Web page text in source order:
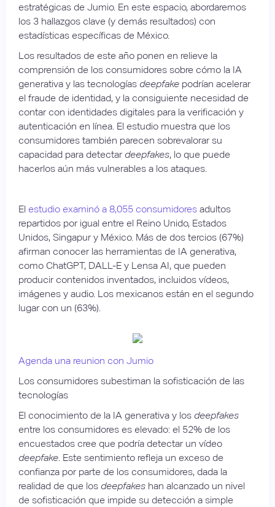
estratégicas de Jumio. En este espacio, abordaremos
los 3 hallazgos clave (y demás resultados) con
estadísticas específicas de México.
Los resultados de este año ponen en relieve la
comprensión de los consumidores sobre cómo la IA
generativa y las tecnologías deepfake podrían acelerar
el fraude de identidad, y la consiguiente necesidad de
contar con identidades digitales para la verificación y
autenticación en línea. El estudio muestra que los
consumidores también parecen sobrevalorar su
capacidad para detectar deepfakes, lo que puede
hacerlos aún más vulnerables a los ataques.
El estudio examinó a 8,055 consumidores adultos
repartidos por igual entre el Reino Unido, Estados
Unidos, Singapur y México. Más de dos tercios (67%)
afirman conocer las herramientas de IA generativa,
como ChatGPT, DALL-E y Lensa AI, que pueden
producir contenidos inventados, incluidos vídeos,
imágenes y audio. Los mexicanos están en el segundo
lugar con un (63%).
Agenda una reunion con Jumio
Los consumidores subestiman la sofisticación de las
tecnologías
El conocimiento de la IA generativa y los deepfakes
entre los consumidores es elevado: el 52% de los
encuestados cree que podría detectar un vídeo
deepfake . Este sentimiento refleja un exceso de
confianza por parte de los consumidores, dada la
realidad de que los deepfakes han alcanzado un nivel
de sofisticación que impide su detección a simple